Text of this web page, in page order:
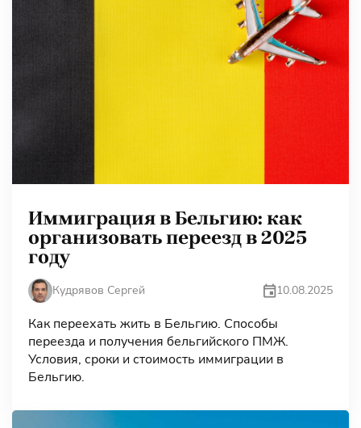
Иммиграция в Бельгию: как
организовать переезд в 2025
году
Кудрявов Сергей 10.08.2025
Как переехать жить в Бельгию. Способы
переезда и получения бельгийского ПМЖ.
Условия, сроки и стоимость иммиграции в
Бельгию.